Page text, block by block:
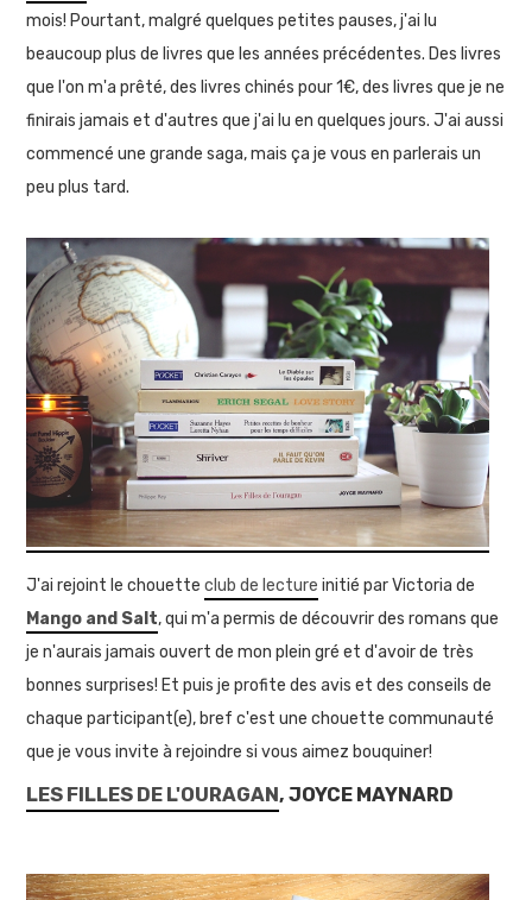
mois! Pourtant, malgré quelques petites pauses, j'ai lu
beaucoup plus de livres que les années précédentes. Des livres
que l'on m'a prêté, des livres chinés pour 1€, des livres que je ne
finirais jamais et d'autres que j'ai lu en quelques jours. J'ai aussi
commencé une grande saga, mais ça je vous en parlerais un
peu plus tard.
J'ai rejoint le chouetteclub de lecture initié par Victoria de
Mango and Salt, qui m'a permis de découvrir des romans que
je n'aurais jamais ouvert de mon plein gré et d'avoir de très
bonnes surprises! Et puis je profite des avis et des conseils de
chaque participant(e), bref c'est une chouette communauté
que je vous invite à rejoindre si vous aimez bouquiner!
LES FILLES DE L'OURAGAN, JOYCE MAYNARD